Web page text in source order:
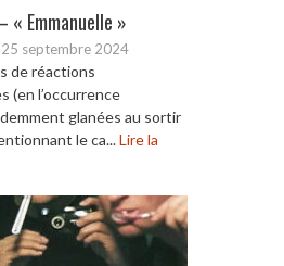
« Emmanuelle »
25 septembre 2024
de réactions
(en l’occurrence
glanées au sortir
le ca...Lire la